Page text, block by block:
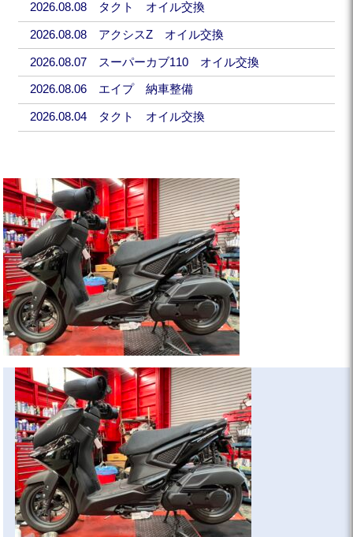
2026.08.08 タクト オイル交換
2026.08.08 アクシスZ オイル交換
2026.08.07 スーパーカブ110 オイル交換
2026.08.06 エイプ 納車整備
2026.08.04 タクト オイル交換